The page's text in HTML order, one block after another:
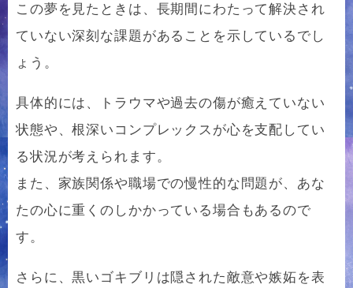
この夢を見たときは、長期間にわたって解決され
ていない深刻な課題があることを示しているでし
ょう。
具体的には、トラウマや過去の傷が癒えていない
状態や、根深いコンプレックスが心を支配してい
る状況が考えられます。
また、家族関係や職場での慢性的な問題が、あな
たの心に重くのしかかっている場合もあるので
す。
さらに、黒いゴキブリは隠された敵意や嫉妬を表